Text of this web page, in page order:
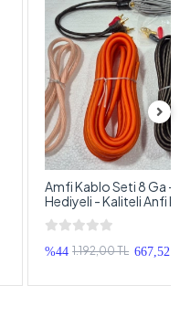
Amfi Kablo Seti 8 Ga -
Hediyeli - Kaliteli Anfi
Takımı - Tam Set
%44 1.192,00 TL 667,52